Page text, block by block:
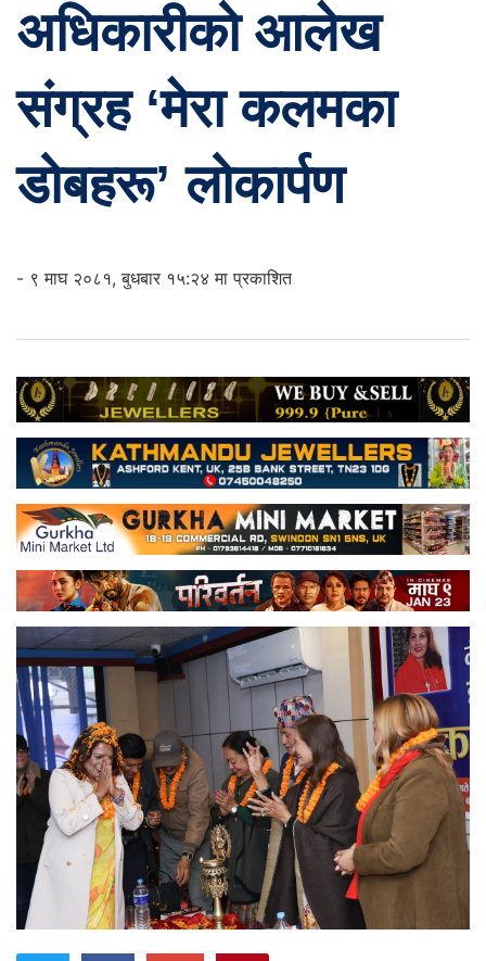
अधिकारीको आलेख
संग्रह ‘मेरा कलमका
डोबहरू’ लोकार्पण
- ९ माघ २०८१, बुधबार १५:२४ मा प्रकाशित